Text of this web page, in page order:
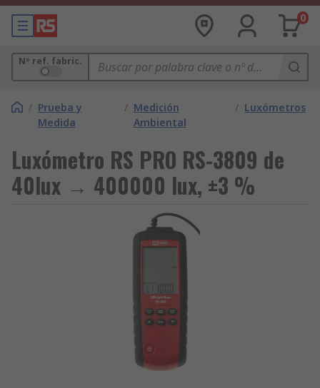
0
Nº ref. fabric.
/ Prueba y
Medida
/ Medición
Ambiental
/ Luxómetros
Luxómetro RS PRO RS-3809 de
40lux → 400000 lux, ±3 %